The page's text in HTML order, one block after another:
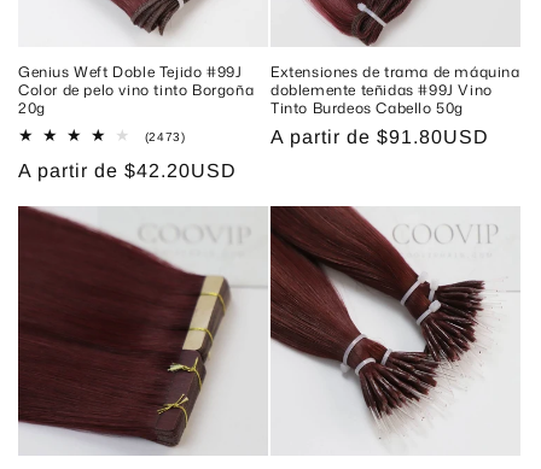
Genius Weft Doble Tejido #99J
Color de pelo vino tinto Borgoña
20g
(2473)2473
totales
Precio
A partir de $42.20USD
Extensiones de trama de máquina
doblemente teñidas #99J Vino
Tinto Burdeos Cabello 50g
Precio
A partir de $91.80USD